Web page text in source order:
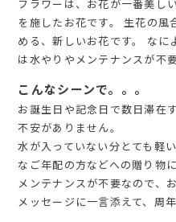
フラワーは、お花が一番美し
を施したお花です。 生花の風
める、新しいお花です。 なに
は水やりやメンテナンスが不
こんなシーンで。。。
お誕生日や記念日で数日滞在
不安がありません。
水が入っていない分とても軽
なご年配の方などへの贈り物
メンテナンスが不要なので、
メッセージに一言添えて、周